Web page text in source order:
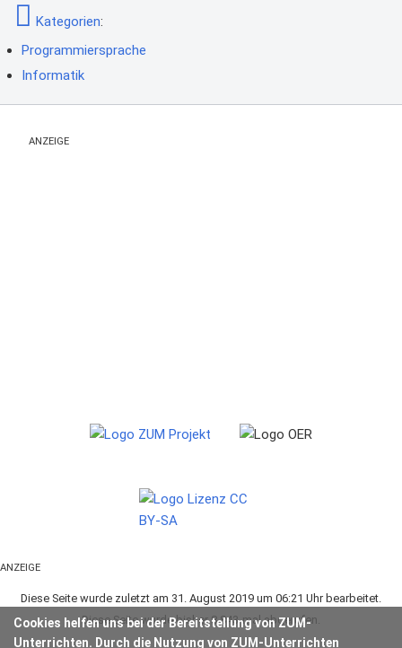
Kategorien:
Programmiersprache
Informatik
Cookies helfen uns bei der Bereitstellung von ZUM-
Unterrichten. Durch die Nutzung von ZUM-Unterrichten
ANZEIGE
ANZEIGE
Diese Seite wurde zuletzt am 31. August 2019 um 06:21 Uhr bearbeitet.
Diese Seite wurde bisher 8.843-mal abgerufen.